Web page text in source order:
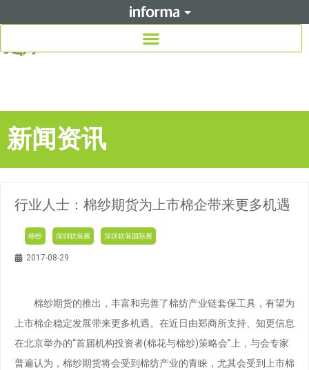
新闻资讯
行业人士：棉纱期货为上市棉企带来更多机遇
棉纱 深圳软装展 深圳软装国际展
2017-08-29
棉纱期货的推出，丰富和完善了棉纺产业链套保工具，有望为
上市棉企稳定发展带来更多机遇。在近日由郑商所支持、知更信息
在北京举办的“首届机构投资者(棉花与棉纱)策略会”上，与会专家
普遍认为，棉纱期货将会受到棉纺产业的青睐，尤其会受到上市棉